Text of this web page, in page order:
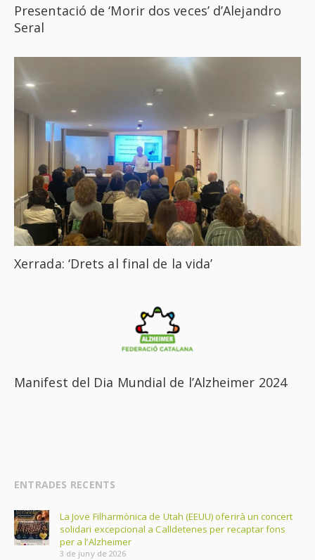
Presentació de ‘Morir dos veces’ d’Alejandro
Seral
Xerrada: ‘Drets al final de la vida’
Manifest del Dia Mundial de l’Alzheimer 2024
ENTRADES RECENTS
La Jove Filharmònica de Utah (EEUU) oferirà un concert
solidari excepcional a Calldetenes per recaptar fons
per a l’Alzheimer
3 de juny de 2026